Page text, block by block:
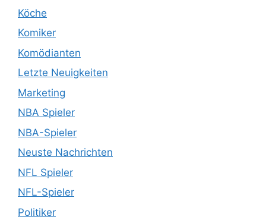
Köche
Komiker
Komödianten
Letzte Neuigkeiten
Marketing
NBA Spieler
NBA-Spieler
Neuste Nachrichten
NFL Spieler
NFL-Spieler
Politiker